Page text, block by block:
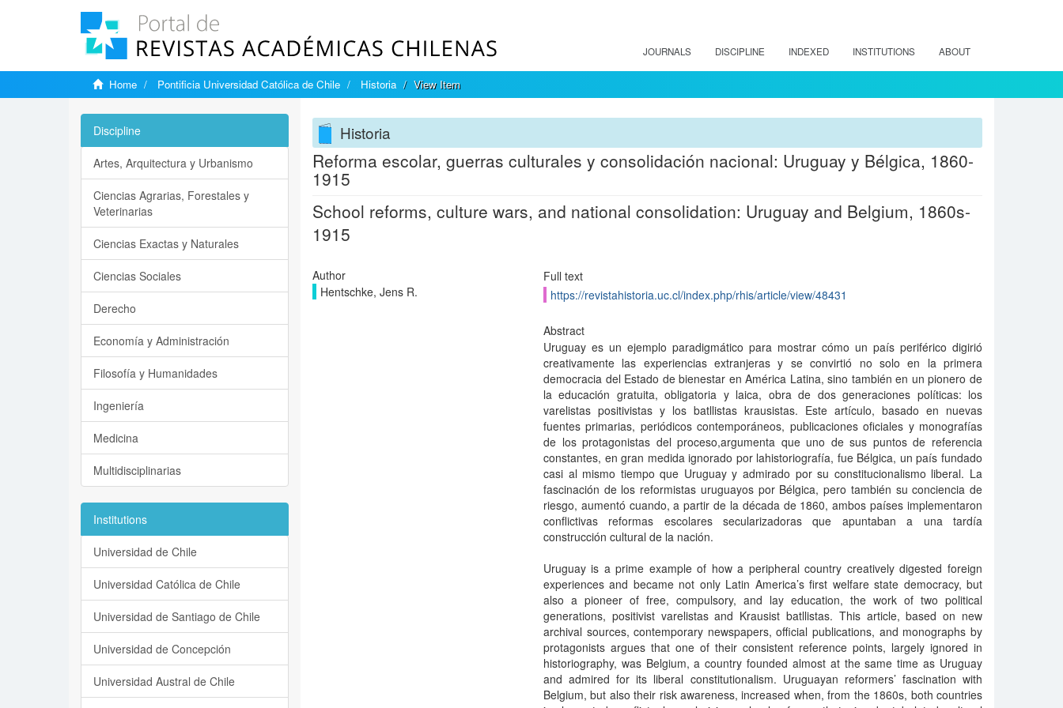
JOURNALS DISCIPLINE INDEXED INSTITUTIONS ABOUT
Home Pontificia Universidad Católica de Chile Historia View Item
Historia
Reforma escolar, guerras culturales y consolidación nacional: Uruguay y Bélgica, 1860-
1915
School reforms, culture wars, and national consolidation: Uruguay and Belgium, 1860s-
1915
Author
Hentschke, Jens R.
Full text
https://revistahistoria.uc.cl/index.php/rhis/article/view/48431
Abstract
Uruguay es un ejemplo paradigmático para mostrar cómo un país periférico digirió
creativamente las experiencias extranjeras y se convirtió no solo en la primera
democracia del Estado de bienestar en América Latina, sino también en un pionero de
la educación gratuita, obligatoria y laica, obra de dos generaciones políticas: los
varelistas positivistas y los batllistas krausistas. Este artículo, basado en nuevas
fuentes primarias, periódicos contemporáneos, publicaciones oficiales y monografías
de los protagonistas del proceso,argumenta que uno de sus puntos de referencia
constantes, en gran medida ignorado por lahistoriografía, fue Bélgica, un país fundado
casi al mismo tiempo que Uruguay y admirado por su constitucionalismo liberal. La
fascinación de los reformistas uruguayos por Bélgica, pero también su conciencia de
riesgo, aumentó cuando, a partir de la década de 1860, ambos países implementaron
conflictivas reformas escolares secularizadoras que apuntaban a una tardía
construcción cultural de la nación.
Uruguay is a prime example of how a peripheral country creatively digested foreign
experiences and became not only Latin America’s first welfare state democracy, but
also a pioneer of free, compulsory, and lay education, the work of two political
generations, positivist varelistas and Krausist batllistas. This article, based on new
archival sources, contemporary newspapers, official publications, and monographs by
protagonists argues that one of their consistent reference points, largely ignored in
historiography, was Belgium, a country founded almost at the same time as Uruguay
and admired for its liberal constitutionalism. Uruguayan reformers’ fascination with
Belgium, but also their risk awareness, increased when, from the 1860s, both countries
Discipline
Artes, Arquitectura y Urbanismo
Ciencias Agrarias, Forestales y
Veterinarias
Ciencias Exactas y Naturales
Ciencias Sociales
Derecho
Economía y Administración
Filosofía y Humanidades
Ingeniería
Medicina
Multidisciplinarias
Institutions
Universidad de Chile
Universidad Católica de Chile
Universidad de Santiago de Chile
Universidad de Concepción
Universidad Austral de Chile